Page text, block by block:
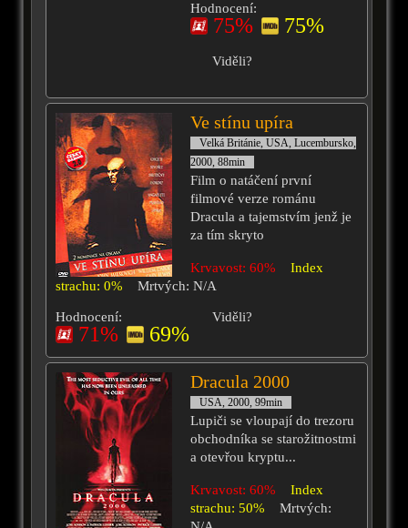
Hodnocení:
75% 75%
Viděli?
Ve stínu upíra
Velká Británie, USA, Lucembursko,
2000, 88min
Film o natáčení první
filmové verze románu
Dracula a tajemstvím jenž je
za tím skryto
Krvavost: 60%
Index
strachu: 0%
Mrtvých: N/A
Hodnocení:
71% 69%
Viděli?
Dracula 2000
USA, 2000, 99min
Lupiči se vloupají do trezoru
obchodníka se starožitnostmi
a otevřou kryptu...
Krvavost: 60%
Index
strachu: 50%
Mrtvých: